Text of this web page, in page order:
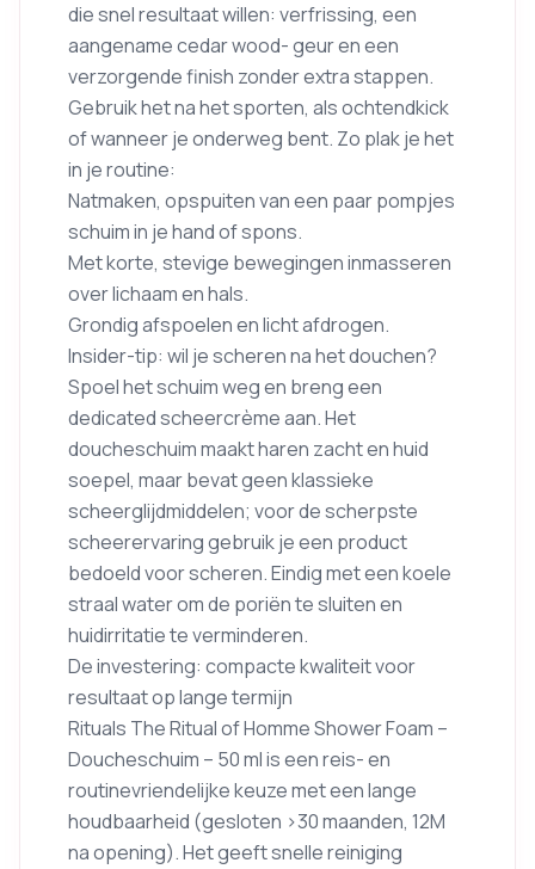
die snel resultaat willen: verfrissing, een
aangename cedar wood- geur en een
verzorgende finish zonder extra stappen.
Gebruik het na het sporten, als ochtendkick
of wanneer je onderweg bent. Zo plak je het
in je routine:
Natmaken, opspuiten van een paar pompjes
schuim in je hand of spons.
Met korte, stevige bewegingen inmasseren
over lichaam en hals.
Grondig afspoelen en licht afdrogen.
Insider-tip: wil je scheren na het douchen?
Spoel het schuim weg en breng een
dedicated scheercrème aan. Het
doucheschuim maakt haren zacht en huid
soepel, maar bevat geen klassieke
scheerglijdmiddelen; voor de scherpste
scheerervaring gebruik je een product
bedoeld voor scheren. Eindig met een koele
straal water om de poriën te sluiten en
huidirritatie te verminderen.
De investering: compacte kwaliteit voor
resultaat op lange termijn
Rituals The Ritual of Homme Shower Foam –
Doucheschuim – 50 ml is een reis- en
routinevriendelijke keuze met een lange
houdbaarheid (gesloten >30 maanden, 12M
na opening). Het geeft snelle reiniging